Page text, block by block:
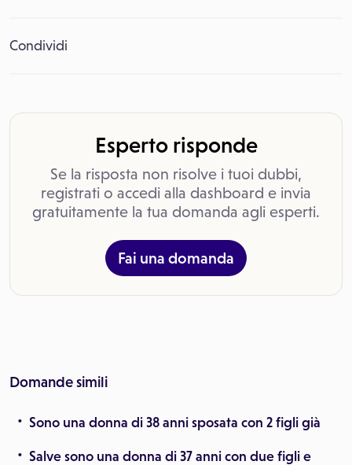
Condividi
Esperto risponde
Se la risposta non risolve i tuoi dubbi,
registrati o accedi alla dashboard e invia
gratuitamente la tua domanda agli esperti.
Fai una domanda
Domande simili
Sono una donna di 38 anni sposata con 2 figli già
Salve sono una donna di 37 anni con due figli e